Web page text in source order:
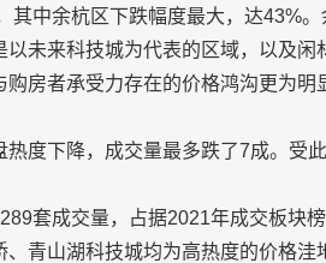
其中余杭区下跌幅度最大，达43%
未来科技城为代表的区域，以及闲
房者承受力存在的价格鸿沟更为明
度下降，成交量最多跌了7成。受
套成交量，占据2021年成交板块
青山湖科技城均为高热度的价格洼